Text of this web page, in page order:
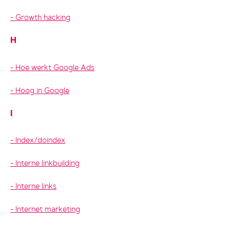
Growth hacking
H
Hoe werkt Google Ads
Hoog in Google
I
Index/doindex
Interne linkbuilding
Interne links
Internet marketing